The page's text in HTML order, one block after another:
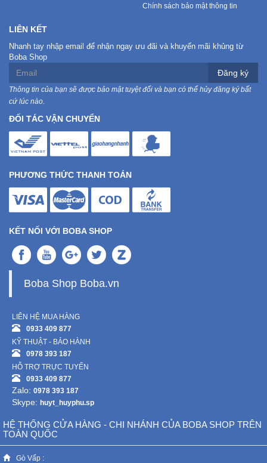
Chính sách bảo mật thông tin
LIÊN KẾT
Nhanh tay nhập email để nhận ngay ưu đãi và khuyến mãi khủng từ
Boba Shop
Đăng ký
Thông tin của bạn sẽ được bảo mật tuyệt đối và bạn có thể hủy đăng ký bất
cứ lúc nào.
ĐỐI TÁC VẬN CHUYỂN
PHƯƠNG THỨC THANH TOÁN
KẾT NỐI VỚI BOBA SHOP
Boba Shop Boba.vn
LIÊN HỆ MUA HÀNG
0933 409 877
KỸ THUẬT - BẢO HÀNH
0978 393 187
HỖ TRỢ TRỰC TUYẾN
0933 409 877
Zalo: 0978 393 187
Skype: huyt_huyphu.sp
HỆ THỐNG CỬA HÀNG - CHI NHÁNH CỦA BOBA SHOP TRÊN
TOÀN QUỐC
Gò Vấp :